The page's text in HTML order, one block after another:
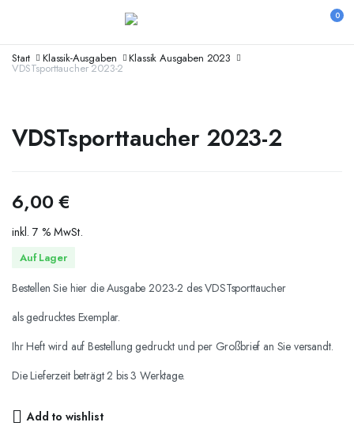
0
Start Klassik-Ausgaben Klassik Ausgaben 2023
VDSTsporttaucher 2023-2
VDSTsporttaucher 2023-2
6,00€
inkl. 7 % MwSt.
Auf Lager
Bestellen Sie hier die Ausgabe 2023-2 des VDSTsporttaucher
als gedrucktes Exemplar.
Ihr Heft wird auf Bestellung gedruckt und per Großbrief an Sie versandt.
Die Lieferzeit beträgt 2 bis 3 Werktage.
Add to wishlist